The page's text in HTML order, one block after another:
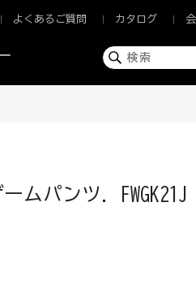
よくあるご質問 カタログ
ムパンツ. FWGK21J